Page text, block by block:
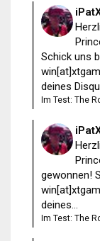
Schick uns
deines
Im Test: The
gewonnen!
deines...
Im Test: The